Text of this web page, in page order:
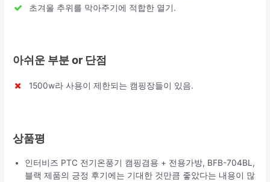
초겨울 추위를 막아주기에 적합한 열기.
아쉬운 부분 or 단점
1500w라 사용이 제한되는 캠핑장들이 있음.
상품평
인터비즈 PTC 전기온풍기 캠핑겸용 + 전용가방, BFB-704BL,
블랙 제품의 긍정 후기에는 기대한 것만큼 좋았다는 내용이 많